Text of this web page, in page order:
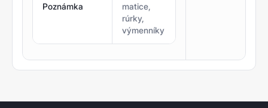
Poznámka
matice,
rúrky,
výmenníky